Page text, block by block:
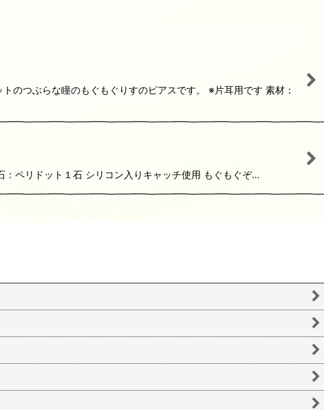
のつぶらな瞳のもぐもぐりすのピアスです。 ※片耳用です 素材：
ペリドット１石 シリコン入りキャッチ使用 もぐもぐぞ…